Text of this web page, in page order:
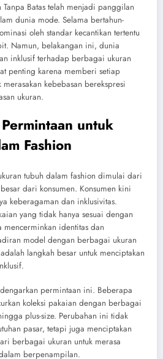
Tanpa Batas telah menjadi panggilan
dunia mode. Selama bertahun-
oleh standar kecantikan tertentu
Namun, belakangan ini, dunia
inklusif terhadap berbagai ukuran
penting karena memberi setiap
kebebasan berekspresi
ukuran.
untuk
Fashion
tubuh dalam fashion dimulai dari
dari konsumen. Konsumen kini
keberagaman dan inklusivitas.
yang tidak hanya sesuai dengan
identitas dan
model dengan berbagai ukuran
langkah besar untuk menciptakan
permintaan ini. Beberapa
koleksi pakaian dengan berbagai
plus-size. Perubahan ini tidak
pasar, tetapi juga menciptakan
berbagai ukuran untuk merasa
berpenampilan.